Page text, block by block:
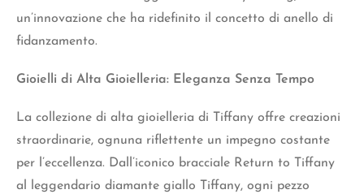
un’innovazione che ha ridefinito il concetto di anello di
fidanzamento.
Gioielli di Alta Gioielleria: Eleganza Senza Tempo
La collezione di alta gioielleria di Tiffany offre creazioni
straordinarie, ognuna riflettente un impegno costante
per l’eccellenza. Dall’iconico bracciale Return to Tiffany
al leggendario diamante giallo Tiffany, ogni pezzo